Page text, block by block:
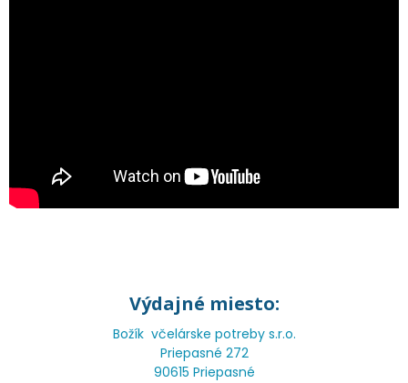
Výdajné miesto:
Božík včelárske potreby s.r.o.
Priepasné 272
90615 Priepasné